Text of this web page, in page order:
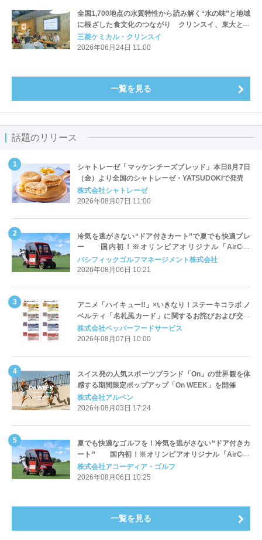
全国1,700地点の水質特性から読み解く“水の味”と地域
に根ざした食文化のつながり クリンスイ、東大との
共同研究イベントレポートを公開
三菱ケミカル・クリンスイ
2026年06月24日 11:00
一覧を見る
話題のリリース
シャトレーゼ「マッケンチーズブレッド」本日8月7日
（金）より全国のシャトレーゼ・YATSUDOKIで発売
株式会社シャトレーゼ
2026年08月07日 11:00
冷気を逃がさない“ドア付きカート”で夏でも快適プレ
ー 国内初！※オリンピアオリジナル「AirCon
Cart（エアコンカート）」導入 | ＰＧＭ
パシフィックゴルフマネージメント株式会社
2026年08月06日 10:21
アニメ「ハイキュー!!」×いきなり！ステーキコラボ ノ
ベルティ「名札風カード」に関するお詫びおよび交換
対応についてのご案内
株式会社ペッパーフードサービス
2026年08月07日 10:00
スイス発の人気スポーツブランド「On」の世界観を体
感する期間限定ポップアップ「On WEEK」を開催
株式会社アルペン
2026年08月03日 17:24
夏でも快適なゴルフを！冷気を逃がさない“ドア付きカ
ート” 国内初！※オリンピアオリジナル「AirCon
Cart（エアコンカート）」導入 | アコーディア・ゴ
ルフ
株式会社アコーディア・ゴルフ
2026年08月06日 10:25
一覧を見る